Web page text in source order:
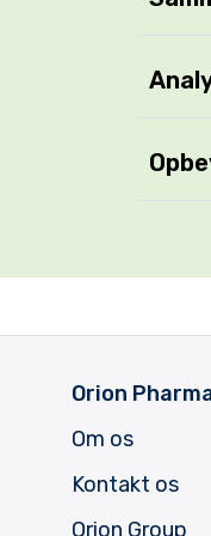
Orion
Om os
Kontakt os
Orion Group